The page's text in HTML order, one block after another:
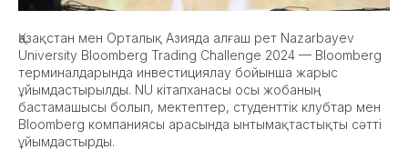
Қазақстан мен Орталық Азияда алғаш рет Nazarbayev
University Bloomberg Trading Challenge 2024 — Bloomberg
терминалдарында инвестициялау бойынша жарыс
ұйымдастырылды. NU кітапханасы осы жобаның
бастамашысы болып, мектептер, студенттік клубтар мен
Bloomberg компаниясы арасында ынтымақтастықты сәтті
ұйымдастырды.